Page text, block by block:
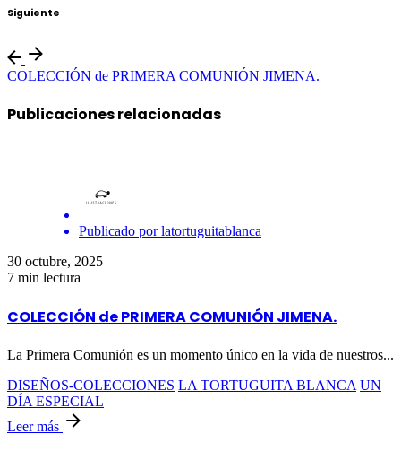
Siguiente
COLECCIÓN de PRIMERA COMUNIÓN JIMENA.
Publicaciones relacionadas
Publicado por latortuguitablanca
30 octubre, 2025
7 min lectura
COLECCIÓN de PRIMERA COMUNIÓN JIMENA.
La Primera Comunión es un momento único en la vida de nuestros...
DISEÑOS-COLECCIONES LA TORTUGUITA BLANCA UN
DÍA ESPECIAL
Leer más